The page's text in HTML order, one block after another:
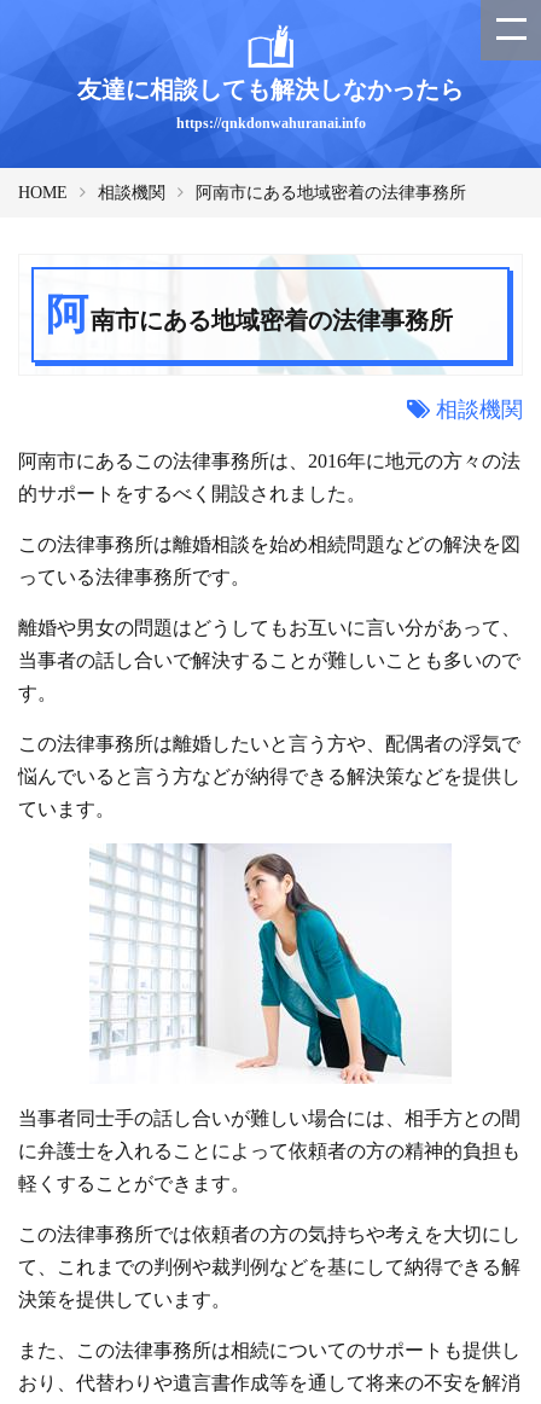
友達に相談しても解決しなかったら
https://qnkdonwahuranai.info
HOME 相談機関 阿南市にある地域密着の法律事務所
阿南市にある地域密着の法律事務所
相談機関
阿南市にあるこの法律事務所は、2016年に地元の方々の法
的サポートをするべく開設されました。
この法律事務所は離婚相談を始め相続問題などの解決を図
っている法律事務所です。
離婚や男女の問題はどうしてもお互いに言い分があって、
当事者の話し合いで解決することが難しいことも多いので
す。
この法律事務所は離婚したいと言う方や、配偶者の浮気で
悩んでいると言う方などが納得できる解決策などを提供し
ています。
当事者同士手の話し合いが難しい場合には、相手方との間
に弁護士を入れることによって依頼者の方の精神的負担も
軽くすることができます。
この法律事務所では依頼者の方の気持ちや考えを大切にし
て、これまでの判例や裁判例などを基にして納得できる解
決策を提供しています。
また、この法律事務所は相続についてのサポートも提供し
おり、代替わりや遺言書作成等を通して将来の不安を解消